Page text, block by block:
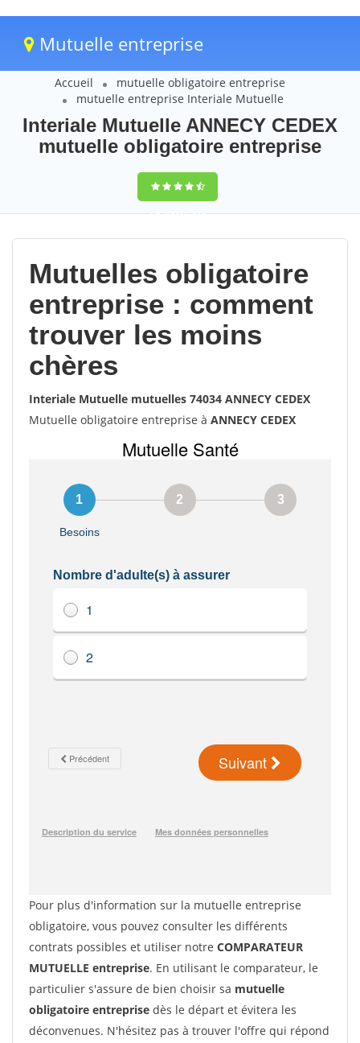
Mutuelle entreprise
Accueil
mutuelle obligatoire entreprise
mutuelle entreprise Interiale Mutuelle
Interiale Mutuelle ANNECY CEDEX
mutuelle obligatoire entreprise
9,5(100%)218
Mutuelles obligatoire
entreprise : comment
trouver les moins
chères
Interiale Mutuelle mutuelles 74034 ANNECY CEDEX
Mutuelle obligatoire entreprise à ANNECY CEDEX
Pour plus d'information sur la mutuelle entreprise
obligatoire, vous pouvez consulter les différents
contrats possibles et utiliser notre COMPARATEUR
MUTUELLE entreprise. En utilisant le comparateur, le
particulier s'assure de bien choisir sa mutuelle
obligatoire entreprise dès le départ et évitera les
déconvenues. N'hésitez pas à trouver l'offre qui répond